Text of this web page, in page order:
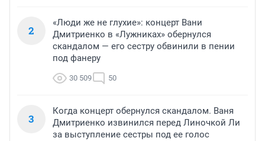
2
«Люди же не глухие»: концерт Вани
Дмитриенко в «Лужниках» обернулся
скандалом — его сестру обвинили в пении
под фанеру
30 509 50
3
Когда концерт обернулся скандалом. Ваня
Дмитриенко извинился перед Линочкой Ли
за выступление сестры под ее голос